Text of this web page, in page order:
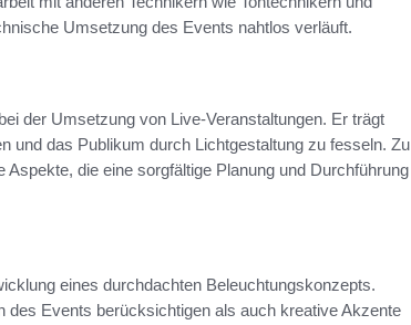
Umsetzung des Events nahtlos verläuft.
der Umsetzung von Live-Veranstaltungen. Er trägt
und das Publikum durch Lichtgestaltung zu fesseln. Zu
die eine sorgfältige Planung und Durchführung
eines durchdachten Beleuchtungskonzepts.
Events berücksichtigen als auch kreative Akzente